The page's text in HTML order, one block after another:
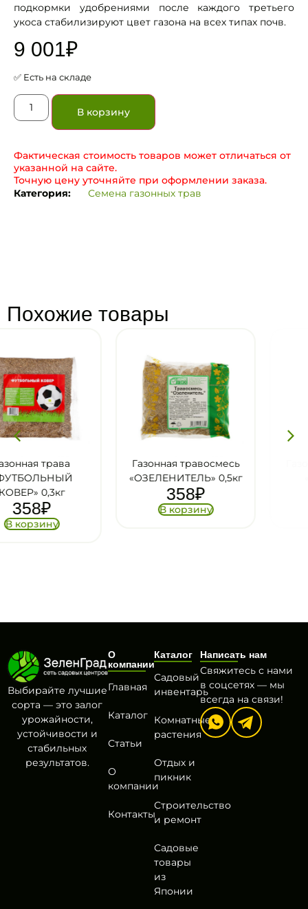
подкормки удобрениями после каждого третьего
укоса стабилизируют цвет газона на всех типах почв.
9 001₽
✅ Есть на складе
В корзину
Фактическая стоимость товаров может отличаться от
указанной на сайте.
Точную цену уточняйте при оформлении заказа.
Категория:
Семена газонных трав
Похожие товары
Газонная травосмесь
«ОЗЕЛЕНИТЕЛЬ» 0,5кг
Газонная травосмесь
«ГНОМ» 100гр
Выбирайте лучшие
сорта — это залог
урожайности,
устойчивости и
стабильных
результатов.
О
компании
Главная
Каталог
Статьи
О
компании
Контакты
Каталог
Садовый
инвентарь
Комнатные
растения
Отдых и
пикник
Строительство
и ремонт
Садовые
товары
из
Японии
Написать нам
Свяжитесь с нами
в соцсетях — мы
всегда на связи!